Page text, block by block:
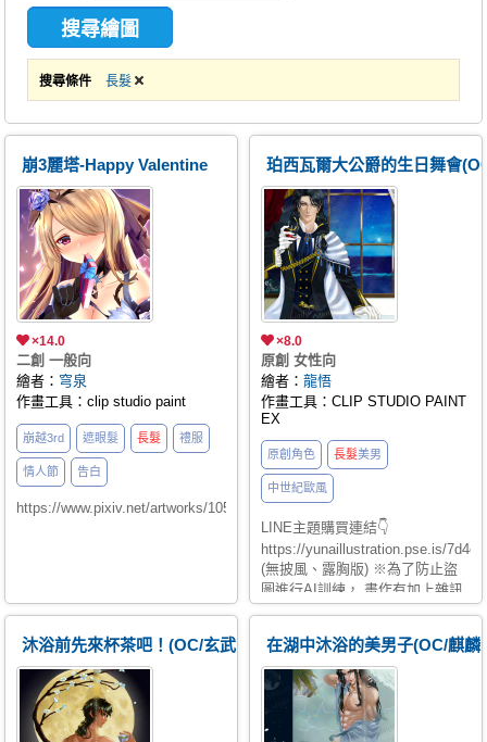
搜尋條件 長髮
崩3麗塔-Happy Valentine
×14.0
二創 一般向
繪者： 穹泉
作畫工具：clip studio paint
崩越3rd 遮眼髮 長髮 禮服
情人節 告白
https://www.pixiv.net/artworks/105367045
珀西瓦爾大公爵的生日舞會
×8.0
原創 女性向
繪者： 龍悟
作畫工具：CLIP STUDIO PAINT
EX
原創角色 長髮美男
中世紀歐風
LINE主題購買連結👇
https://yunaillustration.pse.is/
(無披風、露胸版) ※為了防止盜
圖進行AI訓練， 畫作有加上雜訊
👇
https://yunaillustration.fanbox.cc/
解開衣襟露胸差分版在這裡👇
https://yunaillustration.fanbox.cc/
沐浴前先來杯茶吧！(OC/玄武皇子)在湖中沐浴的美男子(OC/麒麟